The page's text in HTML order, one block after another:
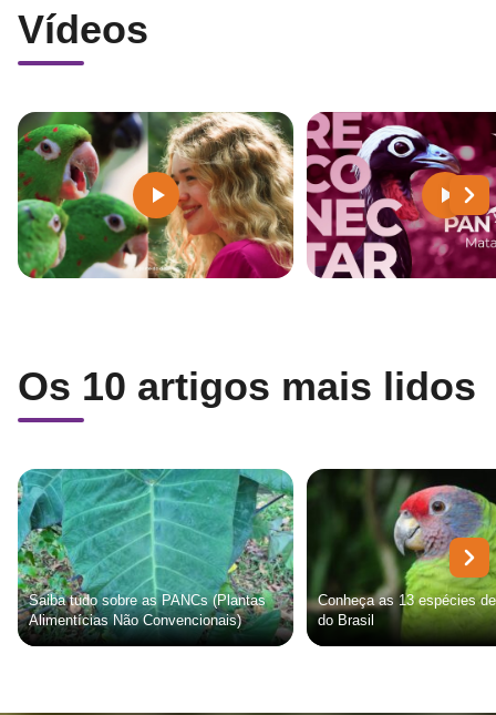
Vídeos
Os 10 artigos mais lidos
Saiba tudo sobre as PANCs (Plantas
Alimentícias Não Convencionais)
Conheça as 13 espécies
do Brasil